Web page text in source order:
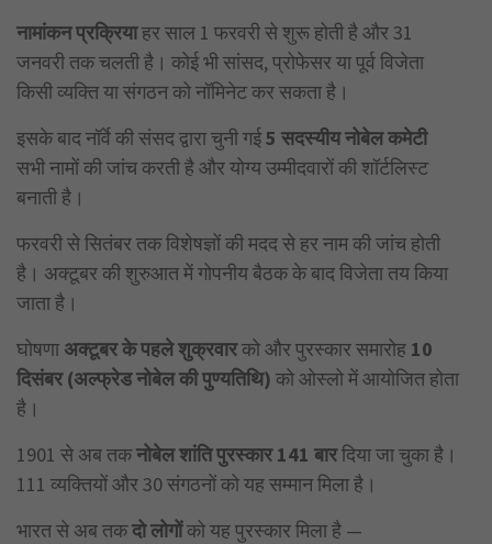
नामांकन प्रक्रियाहर साल 1 फरवरी से शुरू होती है और 31
जनवरी तक चलती है। कोई भी सांसद, प्रोफेसर या पूर्व विजेता
किसी व्यक्ति या संगठन को नॉमिनेट कर सकता है।
इसके बाद नॉर्वे की संसद द्वारा चुनी गई5 सदस्यीय नोबेल कमेटी
सभी नामों की जांच करती है और योग्य उम्मीदवारों की शॉर्टलिस्ट
बनाती है।
फरवरी से सितंबर तक विशेषज्ञों की मदद से हर नाम की जांच होती
है। अक्टूबर की शुरुआत में गोपनीय बैठक के बाद विजेता तय किया
जाता है।
घोषणा अक्टूबर के पहले शुक्रवारको और पुरस्कार समारोह 10
दिसंबर (अल्फ्रेड नोबेल की पुण्यतिथि) को ओस्लो में आयोजित होता
है।
1901 से अब तकनोबेल शांति पुरस्कार 141 बारदिया जा चुका है।
111 व्यक्तियों और 30 संगठनों को यह सम्मान मिला है।
भारत से अब तकदो लोगोंको यह पुरस्कार मिला है —